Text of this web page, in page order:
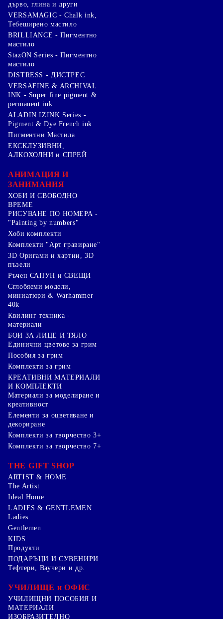
дърво, глина и други
VERSAMAGIC - Chalk ink,
Тебеширено мастило
BRILLIANCE - Пигментно
мастило
StazON Series - Пигментно
мастило
DISTRESS - ДИСТРЕС
VERSAFINE & ARCHIVAL
INK - Super fine pigment &
permanent ink
ALADIN IZINK Series -
Pigment & Dye French ink
Пигментни Мастила
ЕКСКЛУЗИВНИ,
АЛКОХОЛНИ и СПРЕЙ
АНИМАЦИЯ И
ЗАНИМАНИЯ
ХОБИ И СВОБОДНО
ВРЕМЕ
РИСУВАНЕ ПО НОМЕРА -
"Painting by numbers"
Хоби комплекти
Комплекти "Арт гравиране"
3D Оригами и хартии, 3D
пъзели
Ръчен САПУН и СВЕЩИ
Сглобяеми модели,
миниатюри & Warhammer
40k
Квилинг техника -
материали
БОИ ЗА ЛИЦЕ И ТЯЛО
Единични цветове за грим
Пособия за грим
Комплекти за грим
КРЕАТИВНИ МАТЕРИАЛИ
И КОМПЛЕКТИ
Mатериали за моделиране и
креативност
Елементи за оцветяване и
декориране
Комплекти за творчество 3+
Комплекти за творчество 7+
THE GIFT SHOP
ARTIST & HOME
The Artist
Ideal Home
LADIES & GENTLEMEN
Ladies
Gentlemen
KIDS
Продукти
ПОДАРЪЦИ И СУВЕНИРИ
Тефтери, Ваучери и др.
УЧИЛИЩЕ и ОФИС
УЧИЛИЩНИ ПОСОБИЯ И
МАТЕРИАЛИ
ИЗОБРАЗИТЕЛНО